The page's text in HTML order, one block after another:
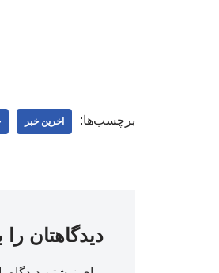
برچسب‌ها: اخرین خبر
دیدگاهتان را